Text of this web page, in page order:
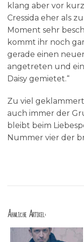
klang aber vor
Cressida eher als
Moment sehr
kommt ihr noch
gerade einen
angetreten und
Daisy gemietet.“
Zu viel
auch immer der
bleibt beim
Nummer vier der
Ähnliche Artikel: